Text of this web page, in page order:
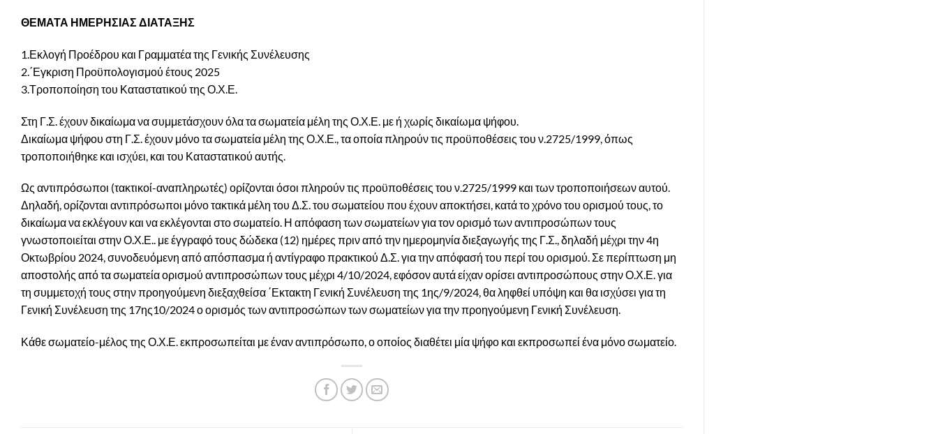
ΘΕΜΑΤΑ ΗΜΕΡΗΣΙΑΣ ΔΙΑΤΑΞΗΣ
1.Εκλογή Προέδρου και Γραμματέα της Γενικής Συνέλευσης
2.΄Εγκριση Προϋπολογισμού έτους 2025
3.Τροποποίηση του Καταστατικού της Ο.Χ.Ε.
Στη Γ.Σ. έχουν δικαίωμα να συμμετάσχουν όλα τα σωματεία μέλη της Ο.Χ.Ε. με ή χωρίς δικαίωμα ψήφου.
Δικαίωμα ψήφου στη Γ.Σ. έχουν μόνο τα σωματεία μέλη της Ο.Χ.Ε., τα οποία πληρούν τις προϋποθέσεις του ν.2725/1999, όπως
τροποποιήθηκε και ισχύει, και του Καταστατικού αυτής.
Ως αντιπρόσωποι (τακτικοί-αναπληρωτές) ορίζονται όσοι πληρούν τις προϋποθέσεις του ν.2725/1999 και των τροποποιήσεων αυτού.
Δηλαδή, ορίζονται αντιπρόσωποι μόνο τακτικά μέλη του Δ.Σ. του σωματείου που έχουν αποκτήσει, κατά το χρόνο του ορισμού τους, το
δικαίωμα να εκλέγουν και να εκλέγονται στο σωματείο. Η απόφαση των σωματείων για τον ορισμό των αντιπροσώπων τους
γνωστοποιείται στην Ο.Χ.Ε.. με έγγραφό τους δώδεκα (12) ημέρες πριν από την ημερομηνία διεξαγωγής της Γ.Σ., δηλαδή μέχρι την 4η
Οκτωβρίου 2024, συνοδευόμενη από απόσπασμα ή αντίγραφο πρακτικού Δ.Σ. για την απόφασή του περί του ορισμού. Σε περίπτωση μη
αποστολής από τα σωματεία ορισμoύ αντιπροσώπων τους μέχρι 4/10/2024, εφόσον αυτά είχαν ορίσει αντιπροσώπους στην Ο.Χ.Ε. για
τη συμμετοχή τους στην προηγούμενη διεξαχθείσα ΄Εκτακτη Γενική Συνέλευση της 1ης/9/2024, θα ληφθεί υπόψη και θα ισχύσει για τη
Γενική Συνέλευση της 17ης10/2024 ο ορισμός των αντιπροσώπων των σωματείων για την προηγούμενη Γενική Συνέλευση.
Κάθε σωματείο-μέλος της Ο.Χ.Ε. εκπροσωπείται με έναν αντιπρόσωπο, ο οποίος διαθέτει μία ψήφο και εκπροσωπεί ένα μόνο σωματείο.